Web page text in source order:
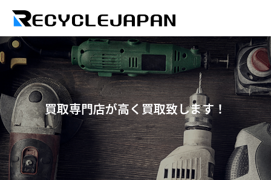
買取専門店が高く買取致します！